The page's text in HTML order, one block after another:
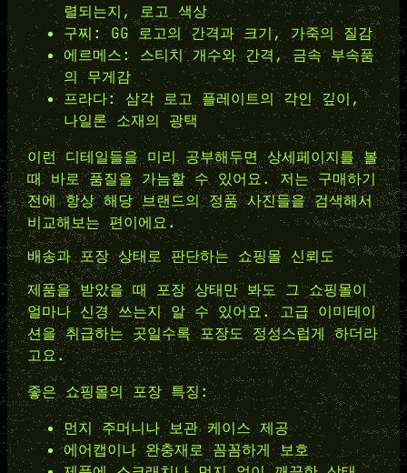
렬되는지, 로고 색상
구찌: GG 로고의 간격과 크기, 가죽의 질감
에르메스: 스티치 개수와 간격, 금속 부속품
의 무게감
프라다: 삼각 로고 플레이트의 각인 깊이,
나일론 소재의 광택
이런 디테일들을 미리 공부해두면 상세페이지를 볼
때 바로 품질을 가늠할 수 있어요. 저는 구매하기
전에 항상 해당 브랜드의 정품 사진들을 검색해서
비교해보는 편이에요.
배송과 포장 상태로 판단하는 쇼핑몰 신뢰도
제품을 받았을 때 포장 상태만 봐도 그 쇼핑몰이
얼마나 신경 쓰는지 알 수 있어요. 고급 이미테이
션을 취급하는 곳일수록 포장도 정성스럽게 하더라
고요.
좋은 쇼핑몰의 포장 특징:
먼지 주머니나 보관 케이스 제공
에어캡이나 완충재로 꼼꼼하게 보호